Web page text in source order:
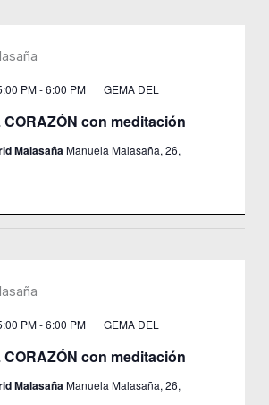
CORAZÓN con meditación
PM-6:00 PM
GEMA DEL
MalasañaManuela Malasaña, 26,
CORAZÓN con meditación
PM-6:00 PM
GEMA DEL
MalasañaManuela Malasaña, 26,